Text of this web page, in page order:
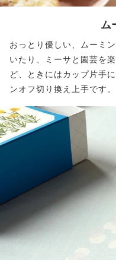
ム
おっとり優しい、ムーミ
いたり、ミーサと園芸を
ど、ときにはカップ片手
ンオフ切り換え上手です。